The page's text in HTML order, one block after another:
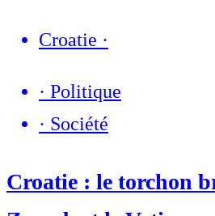
Croatie ·
· Politique
· Société
Croatie : le torchon